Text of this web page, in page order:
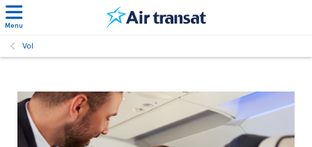
Menu
Vol